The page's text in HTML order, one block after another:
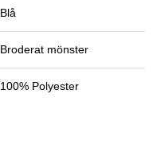
Blå
Broderat mönster
100% Polyester